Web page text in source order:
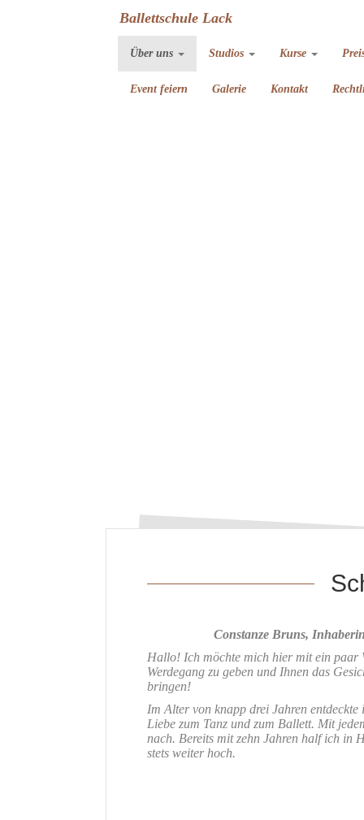
Ballettschule Lack
Über uns Studios Kurse
Event feiern Galerie Kontakt
Constanze Bruns,
Hallo! Ich möchte mich hier mit ein paar
Werdegang zu geben und Ihnen das
bringen!
Im Alter von knapp drei Jahren
Liebe zum Tanz und zum Ballett. Mit
nach. Bereits mit zehn Jahren half ich in
stets weiter hoch.